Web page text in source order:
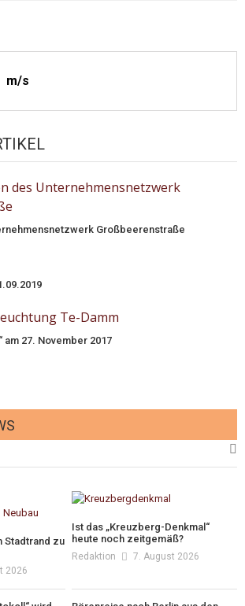
m/s
Großbeerenstraße
am 27. November 2017
Stadtrand zu
2026
Ist das „Kreuzberg-Denkmal“
heute noch zeitgemäß?
Redaktion 7. August 2026